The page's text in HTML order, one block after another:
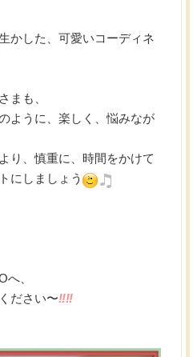
かした、可愛いコーディネ
まも、
ように、楽しく、悩みなが
り、慎重に、時間をかけて
にしましょう
、
ださい〜‼︎‼︎